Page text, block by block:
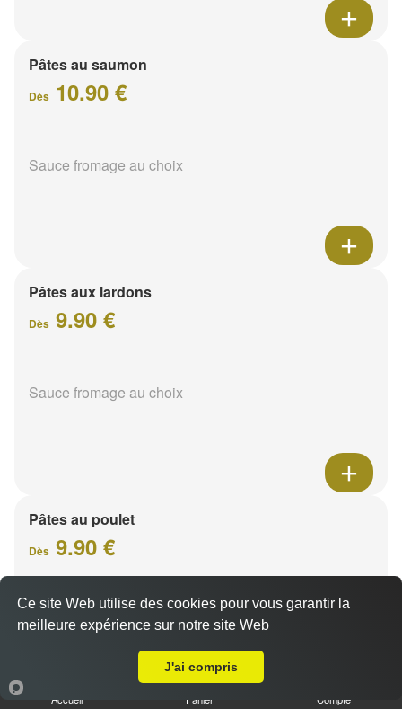
Pâtes au saumon
Dès 10.90 €
Sauce fromage au choix
Pâtes aux lardons
Dès 9.90 €
Sauce fromage au choix
Pâtes au poulet
Dès 9.90 €
Sauce fromage au choix
Accueil Panier Compte
Ce site Web utilise des cookies pour vous garantir la
meilleure expérience sur notre site Web
J'ai compris